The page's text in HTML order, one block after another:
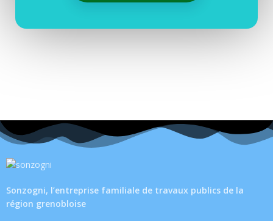
Sonzogni, l’entreprise familiale de travaux publics de la
région grenobloise